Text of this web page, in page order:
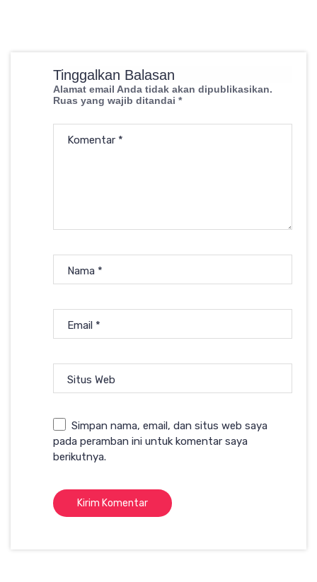
Tinggalkan Balasan
Alamat email Anda tidak akan dipublikasikan.
Ruas yang wajib ditandai *
Komentar *
Nama *
Email *
Situs Web
Simpan nama, email, dan situs web saya
pada peramban ini untuk komentar saya
berikutnya.